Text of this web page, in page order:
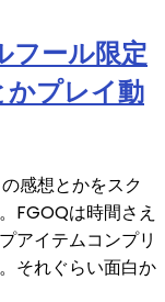
フール限定
かプレイ動
感想とかをスク
FGOQは時間さえ
アイテムコンプリ
それぐらい面白か